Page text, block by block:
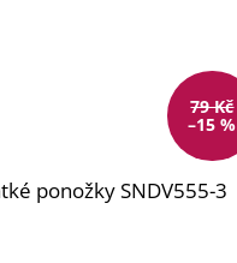
79 Kč
–15 %
ponožky SNDV555-3